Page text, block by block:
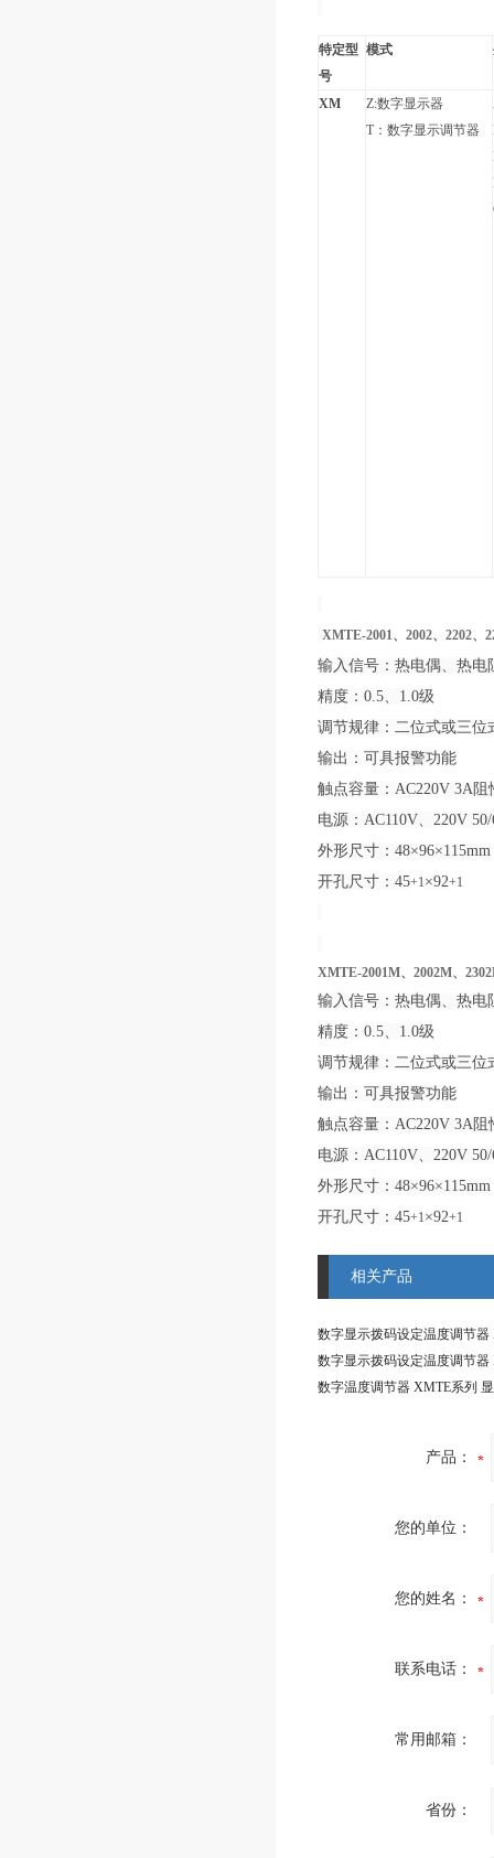
特定型
号
模式
XM
Z:数字显示器
T：数字显示调节器
XMTE-2001、 2002、 2202、
输入信号：热电偶、热电
精度：0.5、1.0级
调节规律：二位式或三位
输出：可具报警功能
触点容量：AC220V 3A阻
电源：AC110V、220V
外形尺寸：48×96×115mm
开孔尺寸：45+1×92+1
XMTE-2001M、 2002M、
输入信号：热电偶、热电
精度：0.5、1.0级
调节规律：二位式或三位
输出：可具报警功能
触点容量：AC220V 3A阻
电源：AC110V、220V
外形尺寸：48×96×115mm
开孔尺寸：45+1×92+1
相关产品
数字温度调节器 XMTE系列
产品：
您的单位：
您的姓名：
联系电话：
常用邮箱：
省份：